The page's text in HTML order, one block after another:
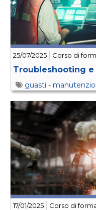
25/07/2025 Corso di
Troubleshooting e
guasti -
17/01/2025 Corso di